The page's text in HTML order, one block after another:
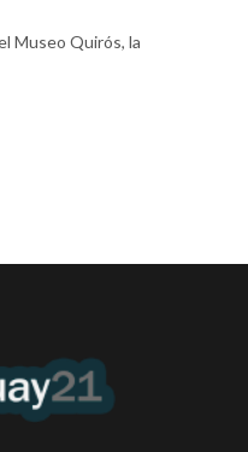
Museo Quirós, la